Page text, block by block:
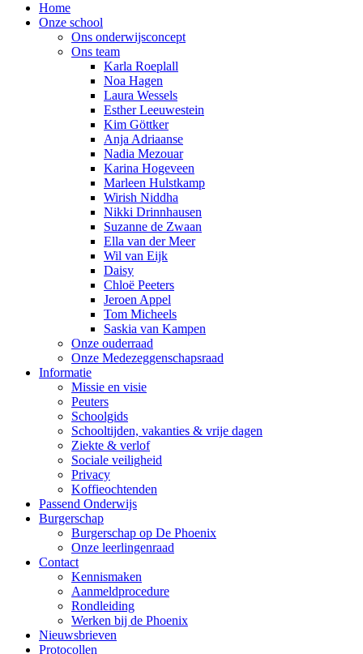
Home
Onze school
Ons onderwijsconcept
Ons team
Karla Roeplall
Noa Hagen
Laura Wessels
Esther Leeuwestein
Kim Göttker
Anja Adriaanse
Nadia Mezouar
Karina Hogeveen
Marleen Hulstkamp
Wirish Niddha
Nikki Drinnhausen
Suzanne de Zwaan
Ella van der Meer
Wil van Eijk
Daisy
Chloë Peeters
Jeroen Appel
Tom Micheels
Saskia van Kampen
Onze ouderraad
Onze Medezeggenschapsraad
Informatie
Missie en visie
Peuters
Schoolgids
Schooltijden, vakanties & vrije dagen
Ziekte & verlof
Sociale veiligheid
Privacy
Koffieochtenden
Passend Onderwijs
Burgerschap
Burgerschap op De Phoenix
Onze leerlingenraad
Contact
Kennismaken
Aanmeldprocedure
Rondleiding
Werken bij de Phoenix
Nieuwsbrieven
Protocollen